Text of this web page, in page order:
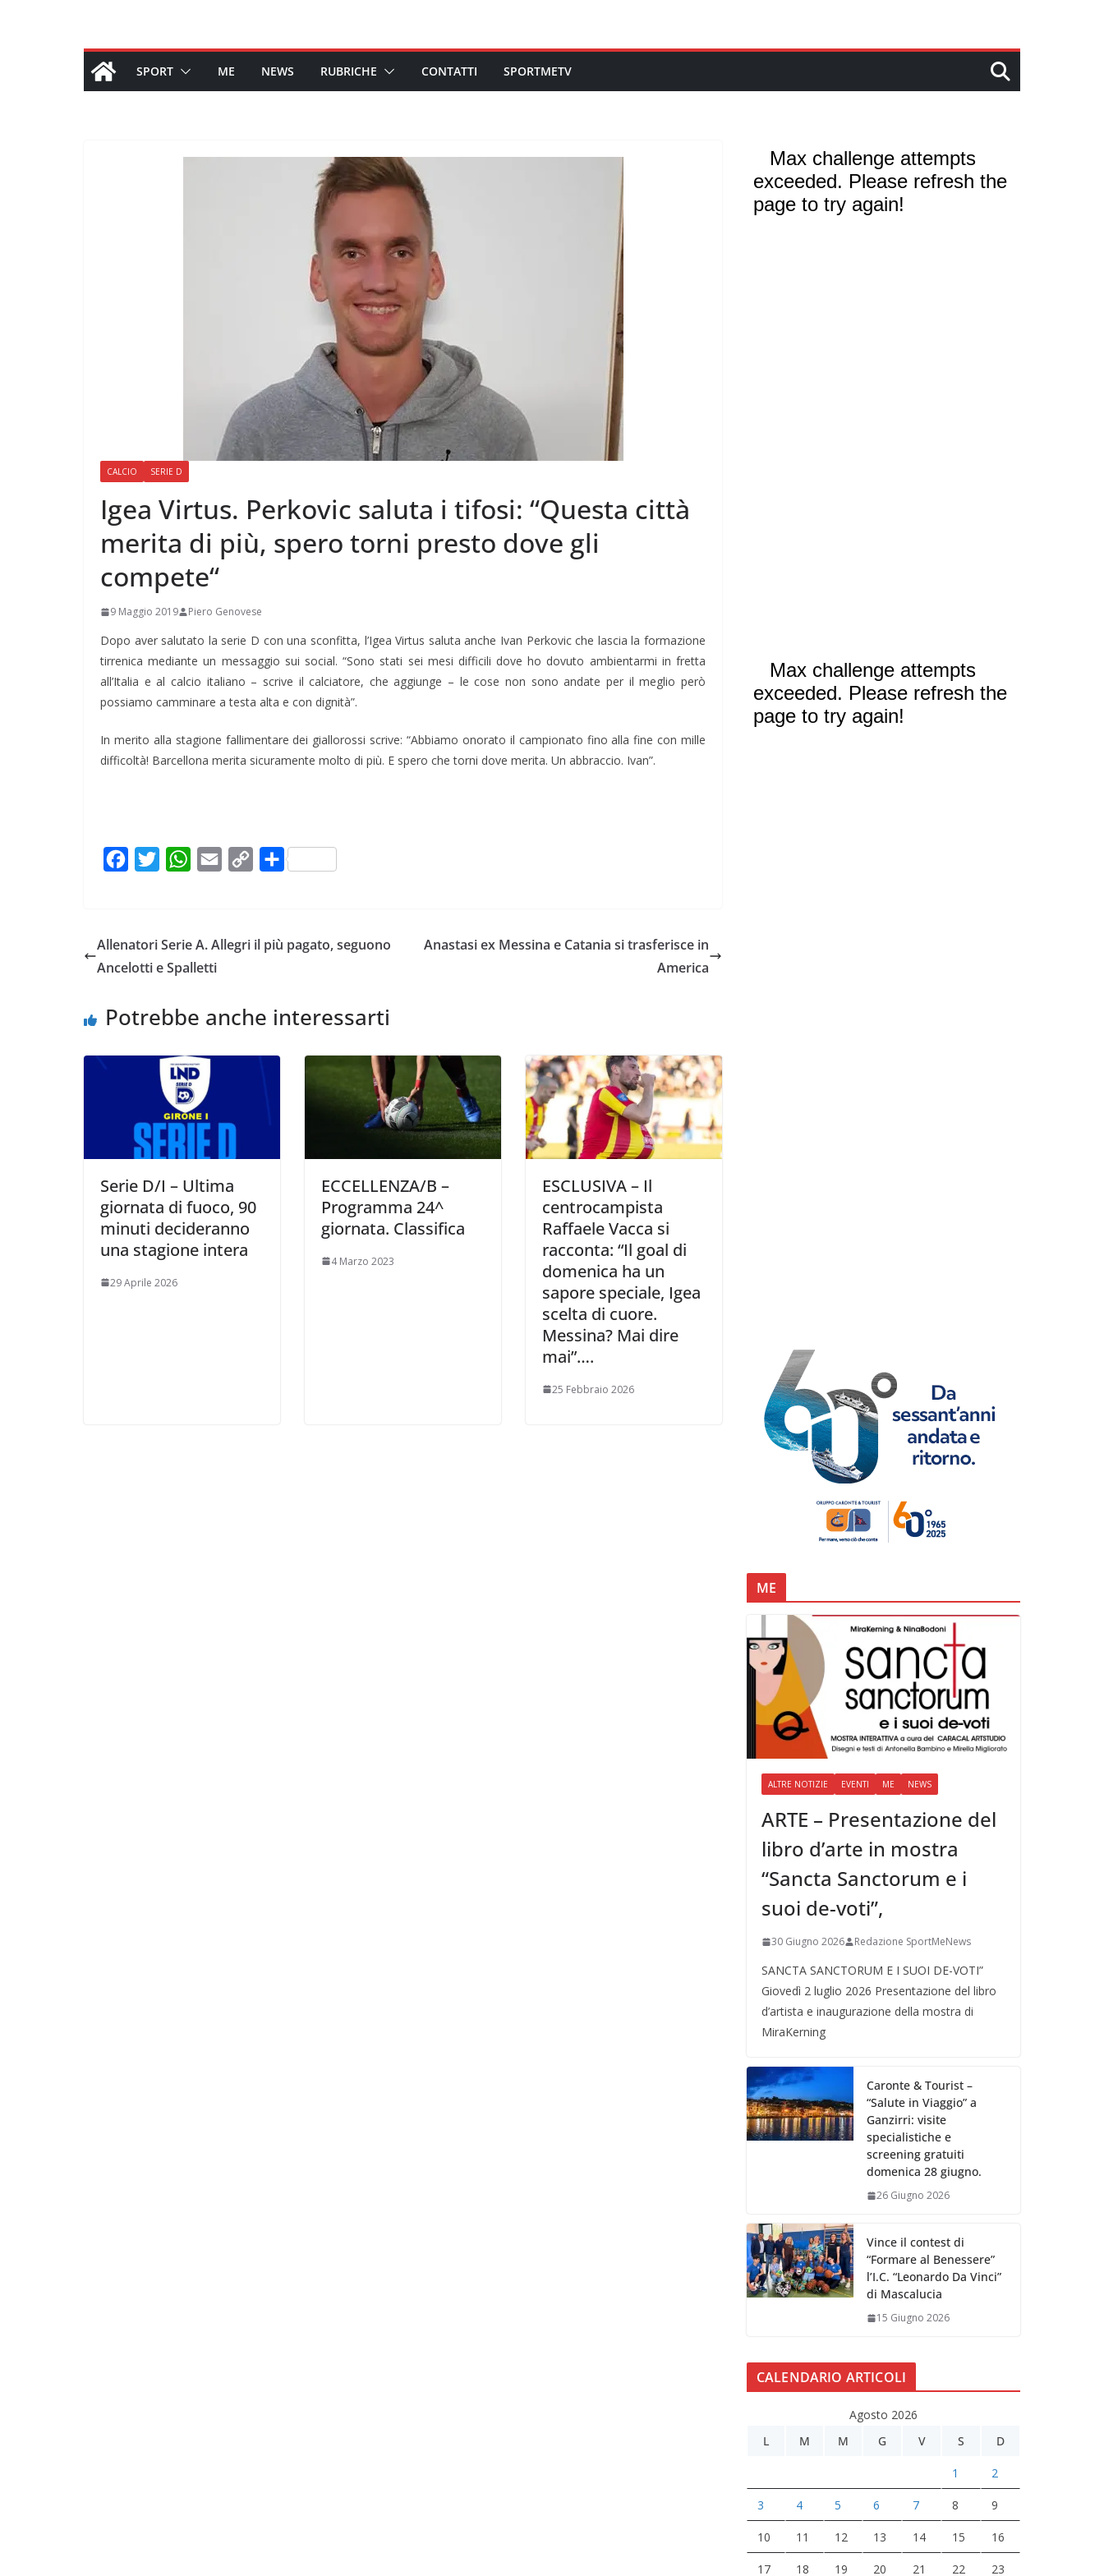
SPORT ME NEWS RUBRICHE CONTATTI SPORTMETV
CALCIO SERIE D
Igea Virtus. Perkovic saluta i tifosi: “Questa città
merita di più, spero torni presto dove gli
compete“
9 Maggio 2019 Piero Genovese
Dopo aver salutato la serie D con una sconfitta, l’Igea Virtus saluta anche Ivan Perkovic che lascia la formazione
tirrenica mediante un messaggio sui social. “Sono stati sei mesi difficili dove ho dovuto ambientarmi in fretta
all’Italia e al calcio italiano – scrive il calciatore, che aggiunge – le cose non sono andate per il meglio però
possiamo camminare a testa alta e con dignità”.
In merito alla stagione fallimentare dei giallorossi scrive: “Abbiamo onorato il campionato fino alla fine con mille
difficoltà! Barcellona merita sicuramente molto di più. E spero che torni dove merita. Un abbraccio. Ivan”.
b
o
r
W
s
C
Allenatori Serie A. Allegri il più pagato, seguono
Ancelotti e Spalletti
Anastasi ex Messina e Catania si trasferisce in
America
Potrebbe anche interessarti
Serie D/I – Ultima
giornata di fuoco, 90
minuti decideranno
una stagione intera
29 Aprile 2026
ECCELLENZA/B –
Programma 24^
giornata. Classifica
4 Marzo 2023
ESCLUSIVA – Il
centrocampista
Raffaele Vacca si
racconta: “Il goal di
domenica ha un
sapore speciale, Igea
scelta di cuore.
Messina? Mai dire
mai”….
25 Febbraio 2026
ME
ALTRE NOTIZIE EVENTI ME NEWS
ARTE – Presentazione del
libro d’arte in mostra
“Sancta Sanctorum e i
suoi de-voti”,
30 Giugno 2026 Redazione SportMeNews
SANCTA SANCTORUM E I SUOI DE-VOTI”
Giovedì 2 luglio 2026 Presentazione del libro
d’artista e inaugurazione della mostra di
MiraKerning
Caronte & Tourist –
“Salute in Viaggio” a
Ganzirri: visite
specialistiche e
screening gratuiti
domenica 28 giugno.
26 Giugno 2026
Vince il contest di
“Formare al Benessere”
l’I.C. “Leonardo Da Vinci”
di Mascalucia
15 Giugno 2026
CALENDARIO ARTICOLI
Agosto 2026
L
M M G V S D
1 2
3 4 5 6 7 8 9
10 11 12 13 14 15 16
17 18 19 20 21 22 23